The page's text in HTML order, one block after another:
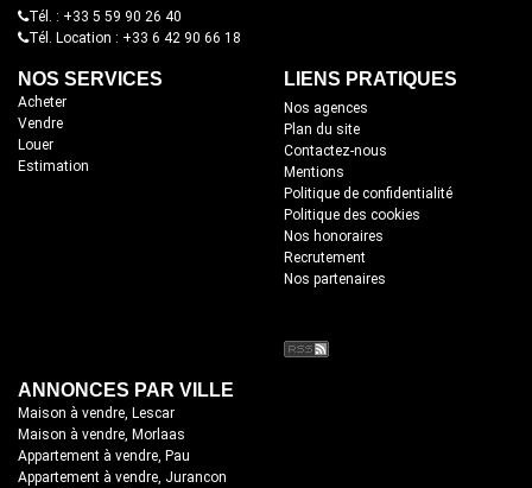
Tél. : +33 5 59 90 26 40
Tél. Location : +33 6 42 90 66 18
NOS SERVICES
Acheter
Vendre
Louer
Estimation
LIENS PRATIQUES
Nos agences
Plan du site
Contactez-nous
Mentions
Politique de confidentialité
Politique des cookies
Nos honoraires
Recrutement
Nos partenaires
ANNONCES PAR VILLE
Maison à vendre, Lescar
Maison à vendre, Morlaas
Appartement à vendre, Pau
Appartement à vendre, Jurancon